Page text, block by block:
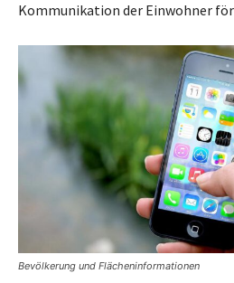
Kommunikation der Einwohner
Bevölkerung und Flächeninformationen